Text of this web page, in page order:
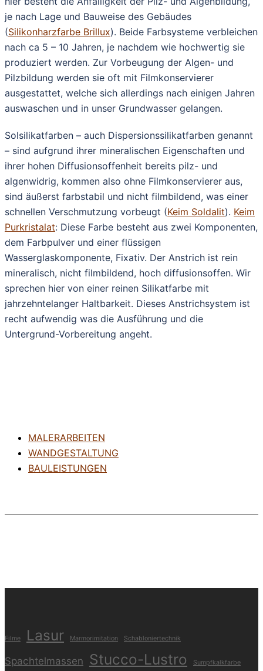
je nach Lage und Bauweise des Gebäudes
(Silikonharzfarbe Brillux). Beide Farbsysteme verbleichen
nach ca 5 – 10 Jahren, je nachdem wie hochwertig sie
produziert werden. Zur Vorbeugung der Algen- und
Pilzbildung werden sie oft mit Filmkonservierer
ausgestattet, welche sich allerdings nach einigen Jahren
auswaschen und in unser Grundwasser gelangen.
Solsilikatfarben – auch Dispersionssilikatfarben genannt
– sind aufgrund ihrer mineralischen Eigenschaften und
ihrer hohen Diffusionsoffenheit bereits pilz- und
algenwidrig, kommen also ohne Filmkonservierer aus,
sind äußerst farbstabil und nicht filmbildend, was einer
schnellen Verschmutzung vorbeugt (Keim Soldalit). Keim
Purkristalat: Diese Farbe besteht aus zwei Komponenten,
dem Farbpulver und einer flüssigen
Wasserglaskomponente, Fixativ. Der Anstrich ist rein
mineralisch, nicht filmbildend, hoch diffusionsoffen. Wir
sprechen hier von einer reinen Silikatfarbe mit
jahrzehntelanger Haltbarkeit. Dieses Anstrichsystem ist
recht aufwendig was die Ausführung und die
Untergrund-Vorbereitung angeht.
MALERARBEITEN
WANDGESTALTUNG
BAULEISTUNGEN
Filme Lasur Marmorimitation Schabloniertechnik
Spachtelmassen Stucco-Lustro Sumpfkalkfarbe